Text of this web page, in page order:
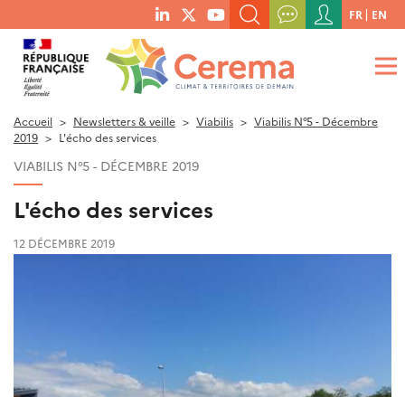
menu
social
links
RECHERCHER UN MOT-CLÉ, UNE PUBLICATION, ETC.
QUE RECHERCHEZ-VOUS ?
Menu
du
compte
de
FR EN
Accueil Newsletters & veille Viabilis
Viabilis N°5 - Décembre
2019
L'écho des services
VIABILIS N°5 - DÉCEMBRE 2019
L'écho des services
12 DÉCEMBRE 2019